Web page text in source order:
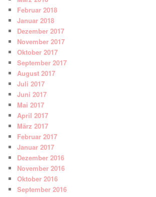
Februar 2018
Januar 2018
Dezember 2017
November 2017
Oktober 2017
September 2017
August 2017
Juli 2017
Juni 2017
Mai 2017
April 2017
März 2017
Februar 2017
Januar 2017
Dezember 2016
November 2016
Oktober 2016
September 2016